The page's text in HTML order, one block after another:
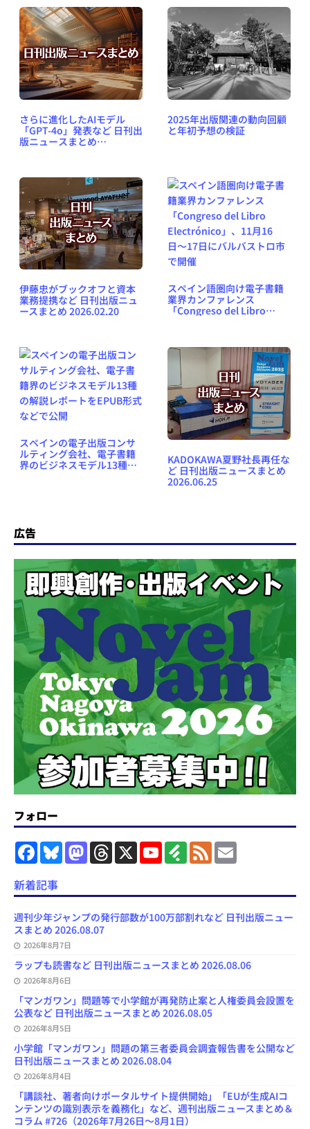
成長
さらに進化したAIモデル
「GPT-4o」発表など 日刊出
版ニュースまとめ
2025年出版関連の動向回顧
と年初予想の検証
伊藤忠がブックオフと資本
業務提携など 日刊出版ニュ
ースまとめ 2026.02.20
スペイン語圏向け電子書籍
業界カンファレンス
「Congreso del Libro
スペインの電子出版コンサ
ルティング会社、電子書籍
界のビジネスモデル13種の
KADOKAWA夏野社長再任な
ど 日刊出版ニュースまとめ
2026.06.25
広告
フォロー
F
a
e
b
o
k
B
s
y
M
a
o
o
n
T
h
a
s
X
Y
o
u
e
C
n
F
e
l
F
e
l
新着記事
週刊少年ジャンプの発行部数が100万部割れなど 日刊出版ニュー
スまとめ 2026.08.07
2026年8月7日
ラップも読書など 日刊出版ニュースまとめ 2026.08.06
2026年8月6日
「マンガワン」問題等で小学館が再発防止案と人権委員会設置を
公表など 日刊出版ニュースまとめ 2026.08.05
2026年8月5日
小学館「マンガワン」問題の第三者委員会調査報告書を公開など
日刊出版ニュースまとめ 2026.08.04
2026年8月4日
「講談社、著者向けポータルサイト提供開始」「EUが生成AIコ
ンテンツの識別表示を義務化」など、週刊出版ニュースまとめ＆
コラム #726（2026年7月26日～8月1日）